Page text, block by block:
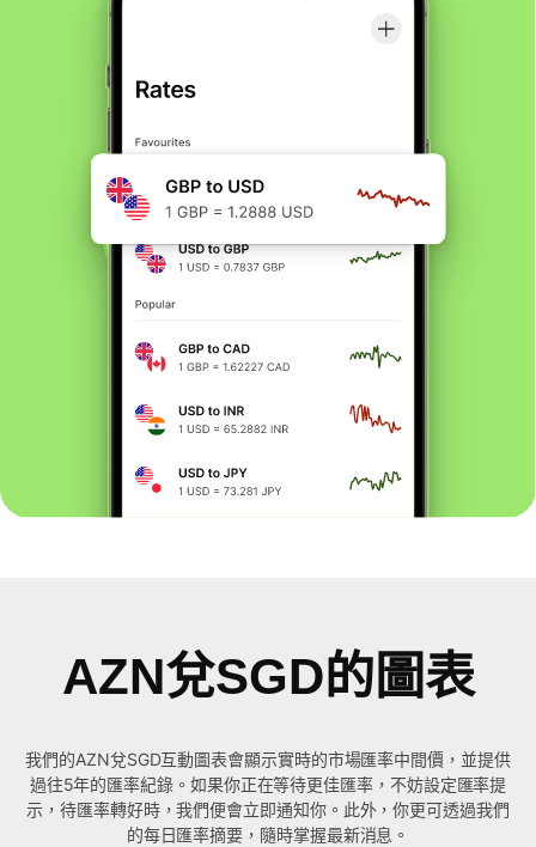
AZN兌SGD的圖表
我們的AZN兌SGD互動圖表會顯示實時的市場匯率中間價，並提供
過往5年的匯率紀錄。如果你正在等待更佳匯率，不妨設定匯率提
示，待匯率轉好時，我們便會立即通知你。此外，你更可透過我們
的每日匯率摘要，隨時掌握最新消息。